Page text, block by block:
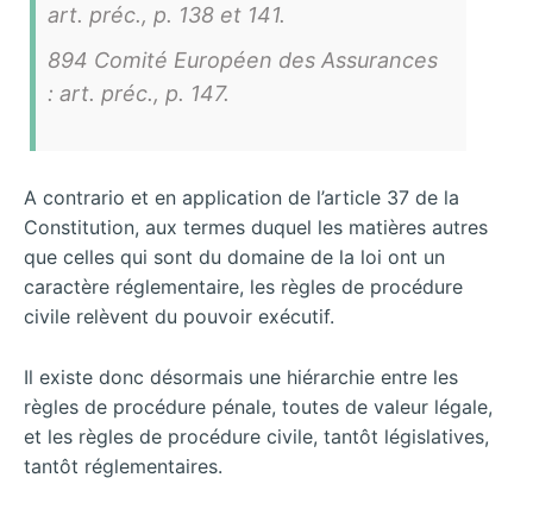
art. préc., p. 138 et 141.
894 Comité Européen des Assurances
: art. préc., p. 147.
A contrario et en application de l’article 37 de la
Constitution, aux termes duquel les matières autres
que celles qui sont du domaine de la loi ont un
caractère réglementaire, les règles de procédure
civile relèvent du pouvoir exécutif.
Il existe donc désormais une hiérarchie entre les
règles de procédure pénale, toutes de valeur légale,
et les règles de procédure civile, tantôt législatives,
tantôt réglementaires.